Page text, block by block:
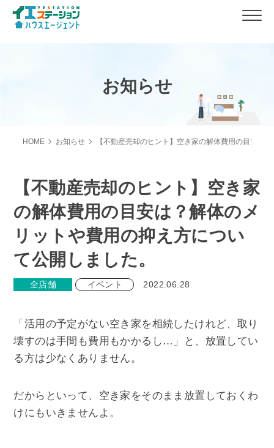
お知らせ
HOME お知らせ 【不動産売却のヒント】空き家の解体費用の目安は
【不動産売却のヒント】空き家
の解体費用の目安は？解体のメ
リットや費用の抑え方につい
て公開しました。
全店舗 イベント 2022.06.28
「活用の予定がない空き家を相続したけれど、取り
壊すのは手間も費用もかかるし…」と、放置してい
る方は少なくありません。
だからといって、空き家をそのまま放置しておくわ
けにもいきませんよ。